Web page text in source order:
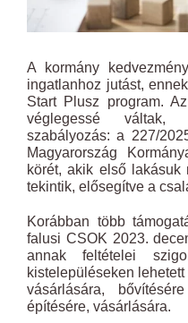
A kormány
ingatlanhoz jutást,
Start Plusz program.
véglegessé váltak,
szabályozás: a 227/
Magyarország
körét, akik első lakásuk
tekintik, elősegítve a
Korábban több
falusi CSOK 2023.
annak feltételei
kistelepüléseken
vásárlására,
építésére, vásárlására.